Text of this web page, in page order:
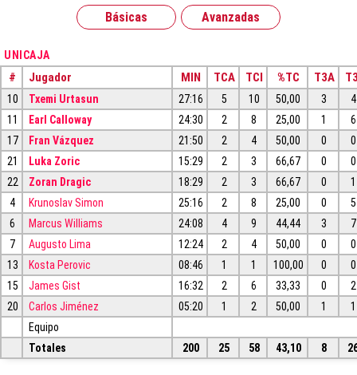
Básicas Avanzadas
UNICAJA
# Jugador MIN TCA TCI %TC T3A
10 Txemi Urtasun 27:16 5 10 50,00 3
4
11
Earl Calloway 24:30 2 8 25,00 1
6
17
Fran Vázquez 21:50 2 4 50,00 0
0
21
Luka Zoric 15:29 2 3 66,67 0
0
22
Zoran Dragic 18:29 2 3 66,67 0
1
4
Krunoslav Simon 25:16 2 8 25,00 0
5
6
Marcus Williams 24:08 4 9 44,44 3
7
7
Augusto Lima 12:24 2 4 50,00 0
0
13
Kosta Perovic 08:46 1 1 100,00 0
0
15
James Gist 16:32 2 6 33,33 0
2
20
Carlos Jiménez 05:20 1 2 50,00 1
1
Equipo
Totales
200 25 58 43,10 8